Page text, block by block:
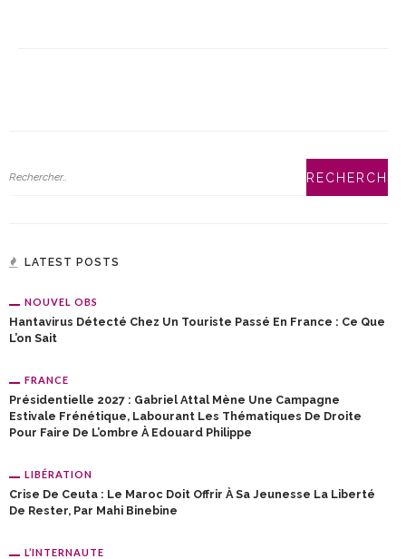
LATEST POSTS
NOUVEL OBS
Hantavirus Détecté Chez Un Touriste Passé En France : Ce Que
L’on Sait
FRANCE
Présidentielle 2027 : Gabriel Attal Mène Une Campagne
Estivale Frénétique, Labourant Les Thématiques De Droite
Pour Faire De L’ombre À Edouard Philippe
LIBÉRATION
Crise De Ceuta : Le Maroc Doit Offrir À Sa Jeunesse La Liberté
De Rester, Par Mahi Binebine
L’INTERNAUTE